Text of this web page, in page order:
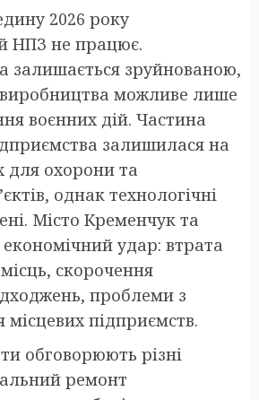
2026 року
НПЗ не працює.
залишається зруйнованою,
можливе лише
воєнних дій. Частина
залишилася на
для охорони та
однак технологічні
Місто Кременчук та
економічний удар: втрата
скорочення
проблеми з
місцевих підприємств.
обговорюють різні
ремонт